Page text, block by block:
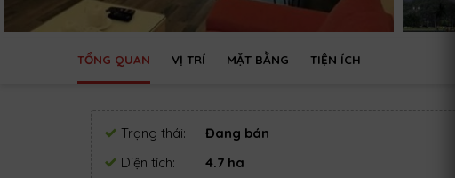
TỔNG QUAN VỊ TRÍ MẶT BẰNG TIỆN ÍCH
Trạng thái: Đang bán
Diện tích:
4.7 ha